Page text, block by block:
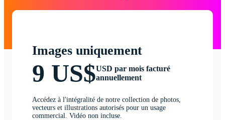
Images uniquement
9 US$USD par mois facturé
annuellement
Accédez à l'intégralité de notre collection de photos,
vecteurs et illustrations autorisés pour un usage
commercial. Vidéo non incluse.